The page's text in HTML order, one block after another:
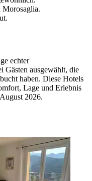
echter
Gästen ausgewählt, die
haben. Diese Hotels
Lage und Erlebnis
2026.